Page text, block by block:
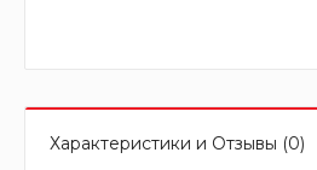
Характеристики и Отзывы (0)